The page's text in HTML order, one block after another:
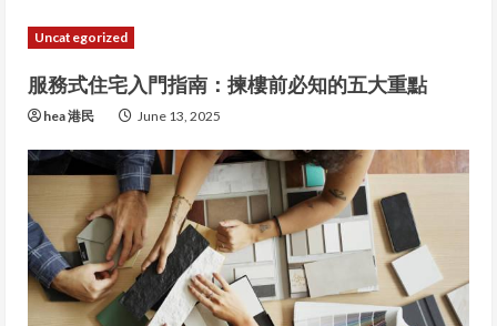
R
e
a
d
i
n
g
Uncategorized
服務式住宅入門指南：揀樓前必知的五大重點
hea 港民 June 13, 2025